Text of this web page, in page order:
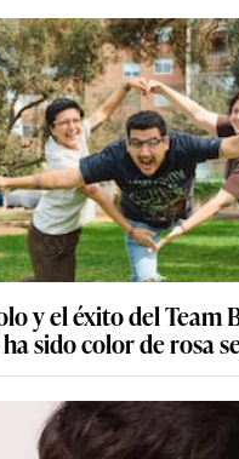
y el éxito del Team
sido color de rosa